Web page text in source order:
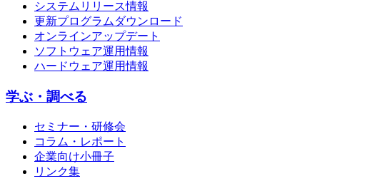
システムリリース情報
更新プログラムダウンロード
オンラインアップデート
ソフトウェア運用情報
ハードウェア運用情報
学ぶ・調べる
セミナー・研修会
コラム・レポート
企業向け小冊子
リンク集